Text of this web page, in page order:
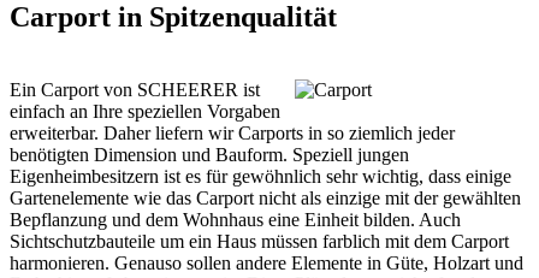
Carport in Spitzenqualität
Ein Carport von SCHEERER ist
einfach an Ihre speziellen Vorgaben
erweiterbar. Daher liefern wir Carports in so ziemlich jeder
benötigten Dimension und Bauform. Speziell jungen
Eigenheimbesitzern ist es für gewöhnlich sehr wichtig, dass einige
Gartenelemente wie das Carport nicht als einzige mit der gewählten
Bepflanzung und dem Wohnhaus eine Einheit bilden. Auch
Sichtschutzbauteile um ein Haus müssen farblich mit dem Carport
harmonieren. Genauso sollen andere Elemente in Güte, Holzart und